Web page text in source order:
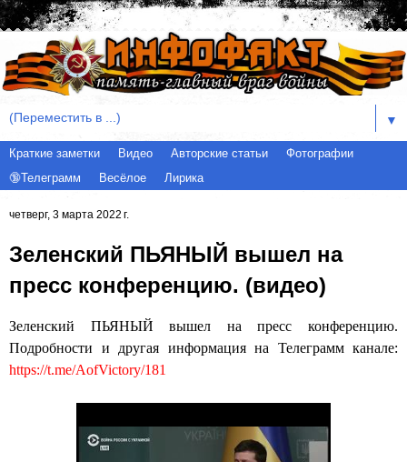
▼
Краткие заметки Видео Авторские статьи
Фотографии
🔞Телеграмм
Весёлое Лирика
четверг, 3 марта 2022 г.
Зеленский ПЬЯНЫЙ вышел на
пресс конференцию. (видео)
Зеленский ПЬЯНЫЙ вышел на пресс конференцию.
Подробности и другая информация на Телеграмм канале:
https://t.me/AofVictory/181